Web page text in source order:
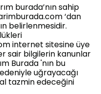
burada’nın sahip
‘dan
belirlenmesidir.
internet sitesine üye
sair bilgilerin kanunlar
Burada 'nın bu
uğrayacağı
tazmin edeceğini